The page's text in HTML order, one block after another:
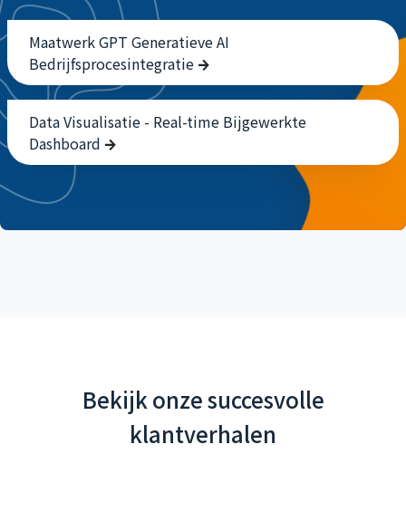
Maatwerk GPT Generatieve AI
Bedrijfsprocesintegratie
Data Visualisatie - Real-time Bijgewerkte
Dashboard
Bekijk onze succesvolle
klantverhalen